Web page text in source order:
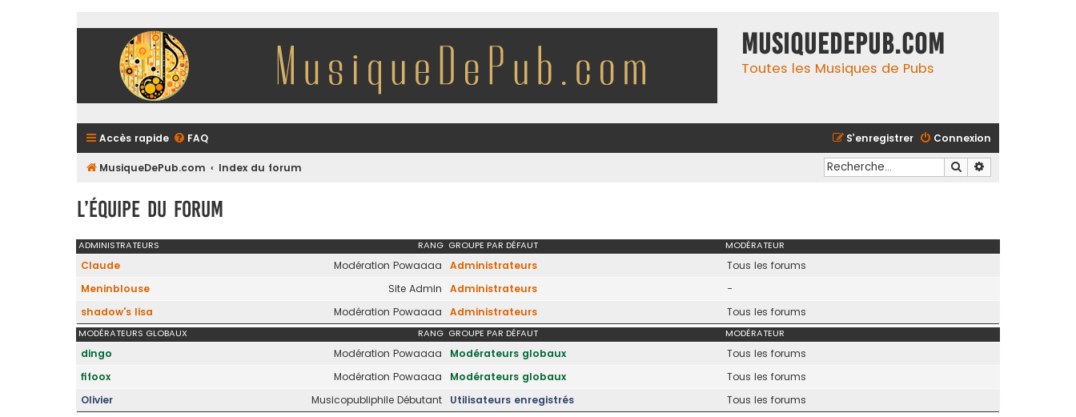
MusiqueDePub.com
Toutes les Musiques de Pubs
Accès rapide FAQ Connexion
S’enregistrer
MusiqueDePub.com Index du forum Rechercher
L’équipe du forum
RANG
ADMINISTRATEURS GROUPE PAR DÉFAUT MODÉRATEUR
Modération Powaaaa
Claude Administrateurs
Tous les forums
Site Admin
Meninblouse Administrateurs
-
Modération Powaaaa
shadow's lisa Administrateurs Tous les forums
RANG
MODÉRATEURS GLOBAUX GROUPE PAR DÉFAUT MODÉRATEUR
Modération Powaaaa
dingo Modérateurs globaux
Tous les forums
Modération Powaaaa
fifoox Modérateurs globaux
Tous les forums
Musicopubliphile Débutant
Olivier Utilisateurs enregistrés Tous les forums